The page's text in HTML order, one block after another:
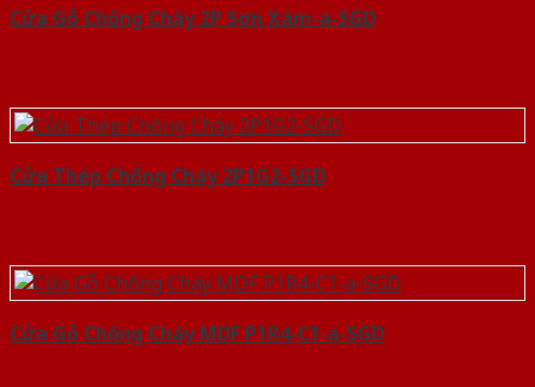
Cửa Gỗ Chống Cháy 2P Sơn Xám-a-SGD
Cửa Thép Chống Cháy 2P1G2-SGD
Cửa Gỗ Chống Cháy MDF P1R4-C1-a-SGD